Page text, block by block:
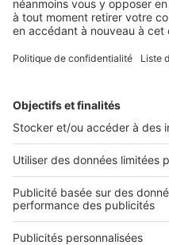
2 rue des
01 53